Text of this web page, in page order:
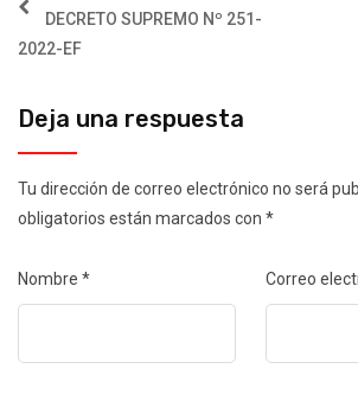
DECRETO SUPREMO Nº 251-
2022-EF
Deja una respuesta
Tu dirección de correo electrónico no será
obligatorios están marcados con *
Nombre * Correo